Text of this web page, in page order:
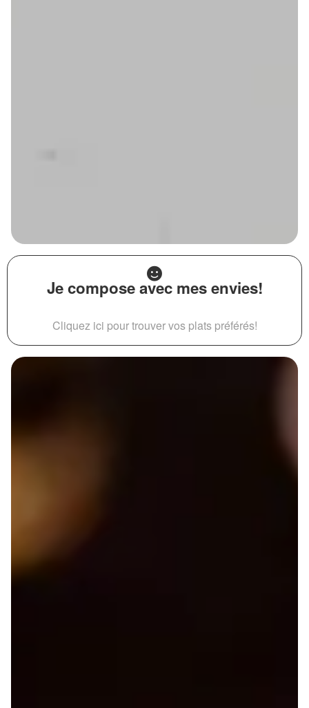
Je compose avec mes envies!
Cliquez ici pour trouver vos plats préférés!